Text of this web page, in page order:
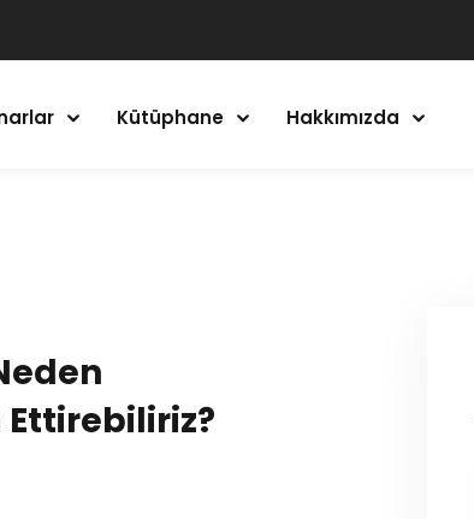
Kütüphane Hakkımızda
Ettirebiliriz?